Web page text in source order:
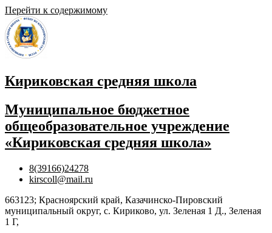
Перейти к содержимому
Кириковская средняя школа
Муниципальное бюджетное
общеобразовательное учреждение
«Кириковская средняя школа»
8(39166)24278
kirscoll@mail.ru
663123; Красноярский край, Казачинско-Пировский
муниципальный округ, с. Кириково, ул. Зеленая 1 Д., Зеленая
1 Г,